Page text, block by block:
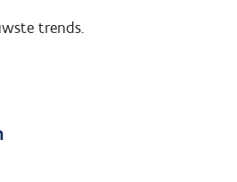
trends.